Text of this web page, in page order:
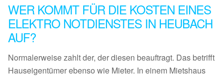
WER KOMMT FÜR DIE KOSTEN EINES
ELEKTRO NOTDIENSTES IN HEUBACH
AUF?
Normalerweise zahlt der, der diesen beauftragt. Das betrifft
Hauseigentümer ebenso wie Mieter. In einem Mietshaus